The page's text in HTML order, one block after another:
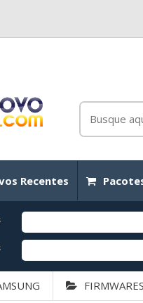
Recentes
FIRMWARES